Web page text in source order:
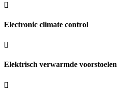
Electronic climate control
Elektrisch verwarmde voorstoelen